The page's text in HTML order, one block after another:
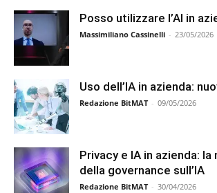
Posso utilizzare l’AI in
Massimiliano Cassinelli - 23/05/2026
Uso dell’IA in azienda:
Redazione BitMAT - 09/05/2026
Privacy e IA in azienda: la
della governance sull’IA
Redazione BitMAT - 30/04/2026